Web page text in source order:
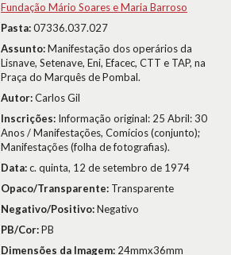
Fundação Mário Soares e Maria Barroso
Pasta:07336.037.027
Assunto:Manifestação dos operários da
Lisnave, Setenave, Eni, Efacec, CTT e TAP, na
Praça do Marquês de Pombal.
Autor:Carlos Gil
Inscrições: Informação original: 25 Abril: 30
Anos / Manifestações, Comícios (conjunto);
Manifestações (folha de fotografias).
Data:c. quinta, 12 de setembro de 1974
Opaco/Transparente: Transparente
Negativo/Positivo:Negativo
PB/Cor:PB
Dimensões da Imagem: 24mmx36mm